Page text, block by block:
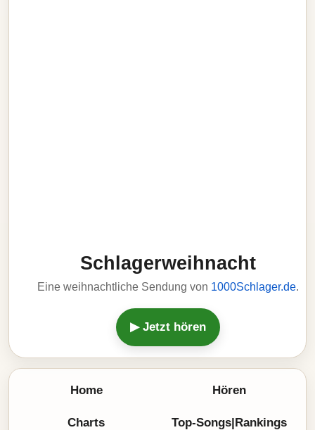
Schlagerweihnacht
Eine weihnachtliche Sendung von 1000Schlager.de.
▶ Jetzt hören
Home Hören
Charts Top-Songs|Rankings